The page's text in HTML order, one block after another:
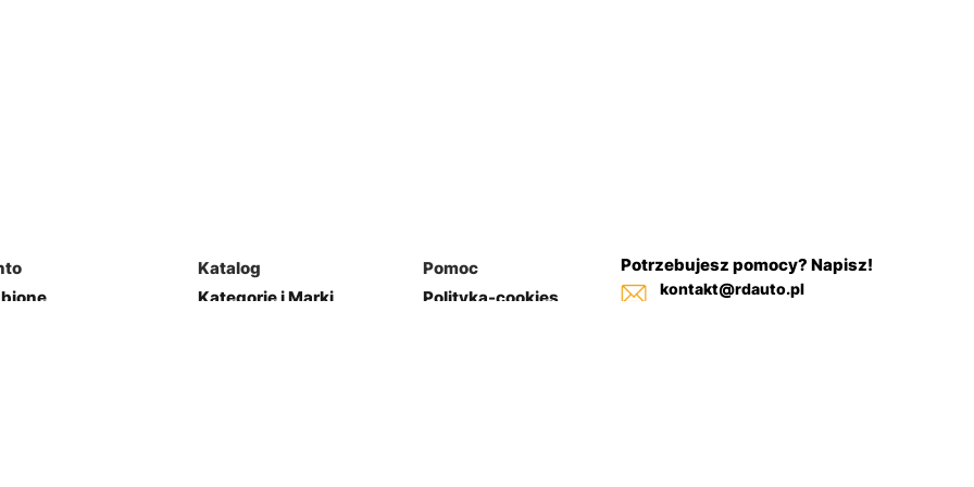
Katalog
Kategorie i Marki
Pomoc
Polityka-cookies
Potrzebujesz pomocy? Napisz!
kontakt@rdauto.pl